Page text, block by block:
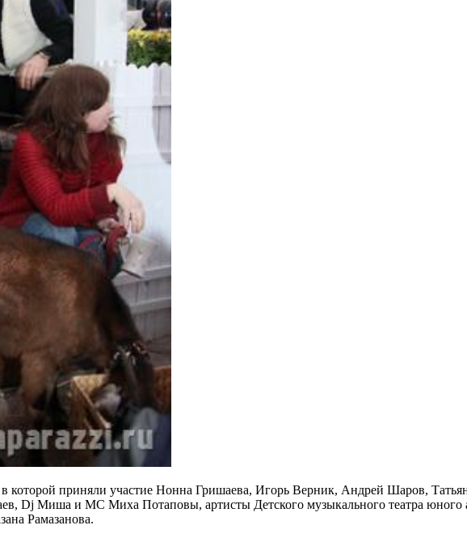
в которой приняли участие Нонна Гришаева, Игорь Верник, Андрей Шаров,
Dj Миша и MC Миха Потаповы, артисты Детского музыкального театра юного
Рамазанова.